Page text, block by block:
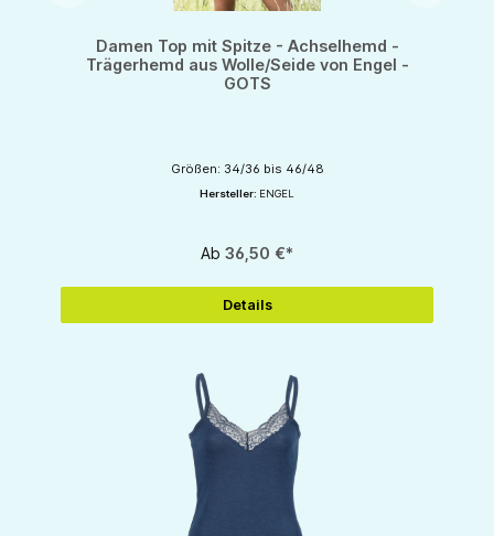
Damen Top mit Spitze - Achselhemd -
Trägerhemd aus Wolle/Seide von Engel -
GOTS
Größen: 34/36 bis 46/48
Hersteller: ENGEL
Ab 36,50 €*
Details